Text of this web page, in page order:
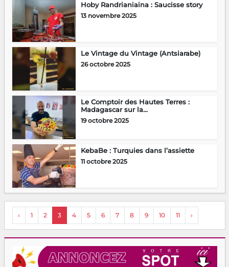
Hoby Randrianiaina : Saucisse story
13 novembre 2025
Le Vintage du Vintage (Antsiarabe)
26 octobre 2025
Le Comptoir des Hautes Terres :
Madagascar sur la...
19 octobre 2025
KebaBe : Turquies dans l’assiette
11 octobre 2025
‹ 1 2 3 4 5 6 7 8 9 10 11 ›